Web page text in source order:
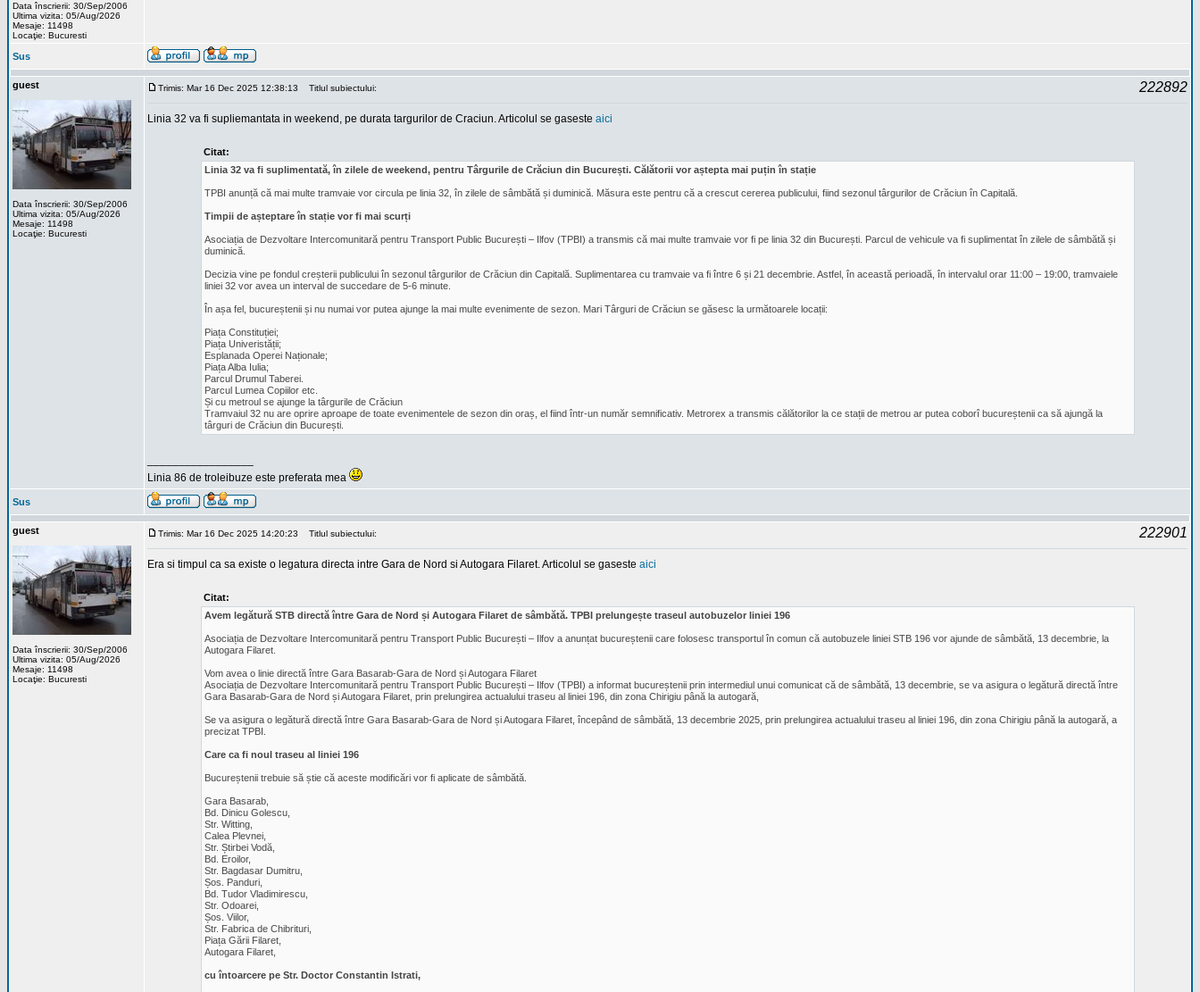
Data înscrierii: 30/Sep/2006
Ultima vizita: 05/Aug/2026
Mesaje: 11498
Locaţie: Bucuresti
Sus
guest
Data înscrierii: 30/Sep/2006
Ultima vizita: 05/Aug/2026
Mesaje: 11498
Locaţie: Bucuresti
Trimis: Mar 16 Dec 2025 12:38:13 Titlul subiectului: 222892
Linia 32 va fi supliemantata in weekend, pe durata targurilor de Craciun. Articolul se gaseste aici
Citat:
Linia 32 va fi suplimentată, în zilele de weekend, pentru Târgurile de Crăciun din București. Călătorii vor aștepta mai puțin în stație
TPBI anunță că mai multe tramvaie vor circula pe linia 32, în zilele de sâmbătă și duminică. Măsura este pentru că a crescut cererea publicului, fiind sezonul târgurilor de Crăciun în Capitală.
Timpii de așteptare în stație vor fi mai scurți
Asociația de Dezvoltare Intercomunitară pentru Transport Public București – Ilfov (TPBI) a transmis că mai multe tramvaie vor fi pe linia 32 din București. Parcul de vehicule va fi suplimentat în zilele de sâmbătă și
duminică.
Decizia vine pe fondul creșterii publicului în sezonul târgurilor de Crăciun din Capitală. Suplimentarea cu tramvaie va fi între 6 și 21 decembrie. Astfel, în această perioadă, în intervalul orar 11:00 – 19:00, tramvaiele
liniei 32 vor avea un interval de succedare de 5-6 minute.
În așa fel, bucureștenii și nu numai vor putea ajunge la mai multe evenimente de sezon. Mari Târguri de Crăciun se găsesc la următoarele locații:
Piața Constituției;
Piața Univeristății;
Esplanada Operei Naționale;
Piața Alba Iulia;
Parcul Drumul Taberei.
Parcul Lumea Copiilor etc.
Și cu metroul se ajunge la târgurile de Crăciun
Tramvaiul 32 nu are oprire aproape de toate evenimentele de sezon din oraș, el fiind într-un număr semnificativ. Metrorex a transmis călătorilor la ce stații de metrou ar putea coborî bucureștenii ca să ajungă la
târguri de Crăciun din București.
Linia 86 de troleibuze este preferata mea
Sus
guest
Data înscrierii: 30/Sep/2006
Ultima vizita: 05/Aug/2026
Mesaje: 11498
Locaţie: Bucuresti
Trimis: Mar 16 Dec 2025 14:20:23 Titlul subiectului: 222901
Era si timpul ca sa existe o legatura directa intre Gara de Nord si Autogara Filaret. Articolul se gaseste aici
Citat:
Avem legătură STB directă între Gara de Nord și Autogara Filaret de sâmbătă. TPBI prelungește traseul autobuzelor liniei 196
Asociația de Dezvoltare Intercomunitară pentru Transport Public București – Ilfov a anunțat bucureștenii care folosesc transportul în comun că autobuzele liniei STB 196 vor ajunde de sâmbătă, 13 decembrie, la
Autogara Filaret.
Vom avea o linie directă între Gara Basarab-Gara de Nord și Autogara Filaret
Asociația de Dezvoltare Intercomunitară pentru Transport Public București – Ilfov (TPBI) a informat bucureștenii prin intermediul unui comunicat că de sâmbătă, 13 decembrie, se va asigura o legătură directă între
Gara Basarab-Gara de Nord și Autogara Filaret, prin prelungirea actualului traseu al liniei 196, din zona Chirigiu până la autogară,
Se va asigura o legătură directă între Gara Basarab-Gara de Nord și Autogara Filaret, începând de sâmbătă, 13 decembrie 2025, prin prelungirea actualului traseu al liniei 196, din zona Chirigiu până la autogară, a
precizat TPBI.
Care ca fi noul traseu al liniei 196
Bucureștenii trebuie să știe că aceste modificări vor fi aplicate de sâmbătă.
Gara Basarab,
Bd. Dinicu Golescu,
Str. Witting,
Calea Plevnei,
Str. Știrbei Vodă,
Bd. Eroilor,
Str. Bagdasar Dumitru,
Șos. Panduri,
Bd. Tudor Vladimirescu,
Str. Odoarei,
Șos. Viilor,
Str. Fabrica de Chibrituri,
Piața Gării Filaret,
Autogara Filaret,
cu întoarcere pe Str. Doctor Constantin Istrati,